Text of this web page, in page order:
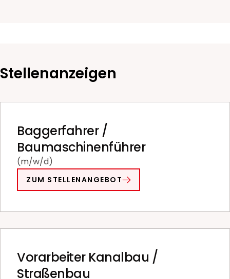
Stellenanzeigen
Baggerfahrer /
Baumaschinenführer
(m/w/d)
ZUM STELLENANGEBOT
Vorarbeiter Kanalbau /
Straßenbau